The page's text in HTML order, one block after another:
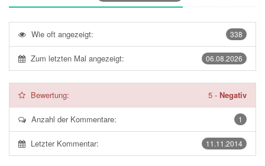
338
Wie oft angezeigt:
06.08.2026
Zum letzten Mal angezeigt:
Bewertung: 5 - Negativ
1
Anzahl der Kommentare:
11.11.2014
Letzter Kommentar: